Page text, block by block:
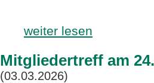
weiter lesen
Mitgliedertreff am
(03.03.2026)